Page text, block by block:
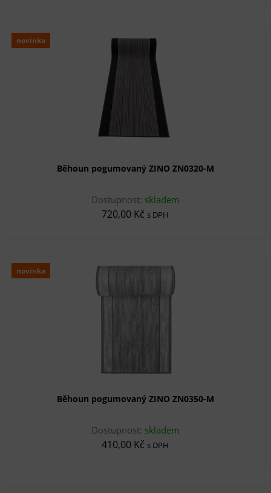
novinka
Běhoun pogumovaný ZINO ZN0320-M
Dostupnost: skladem
720,00 Kč s DPH
novinka
Běhoun pogumovaný ZINO ZN0350-M
Dostupnost: skladem
410,00 Kč s DPH